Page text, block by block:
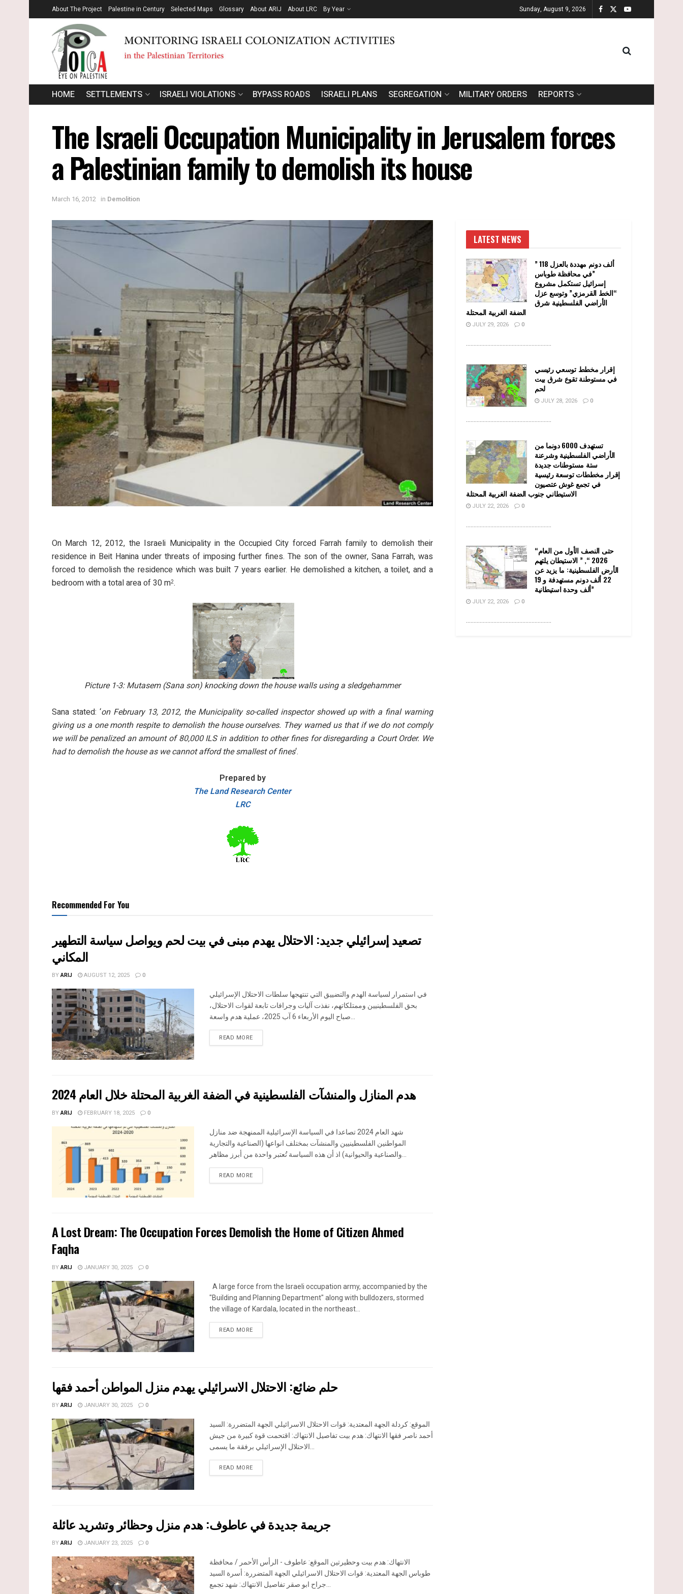
About The Project Palestine in Century Selected Maps Glossary About ARIJ About LRC By Year Sunday, August 9, 2026
HOME SETTLEMENTS ISRAELI VIOLATIONS BYPASS ROADS ISRAELI PLANS SEGREGATION MILITARY ORDERS REPORTS
The Israeli Occupation Municipality in Jerusalem forces
a Palestinian family to demolish its house
March 16, 2012 in Demolition
On March 12, 2012, the Israeli Municipality in the Occupied City forced Farrah family to demolish their
residence in Beit Hanina under threats of imposing further fines. The son of the owner, Sana Farrah, was
forced to demolish the residence which was built 7 years earlier. He demolished a kitchen, a toilet, and a
bedroom with a total area of 30 m2.
Picture 1-3: Mutasem (Sana son) knocking down the house walls using a sledgehammer
Sana stated: ‘on February 13, 2012, the Municipality so-called inspector showed up with a final warning
giving us a one month respite to demolish the house ourselves. They warned us that if we do not comply
we will be penalized an amount of 80,000 ILS in addition to other fines for disregarding a Court Order. We
had to demolish the house as we cannot afford the smallest of fines‘.
Prepared by
The Land Research Center
LRC
Recommended For You
تصعيد إسرائيلي جديد: الاحتلال يهدم مبنى في بيت لحم ويواصل سياسة التطهير
المكاني
BYARIJ AUGUST 12, 2025 0
في استمرار لسياسة الهدم والتضييق التي تنتهجها سلطات الاحتلال الإسرائيلي
بحق الفلسطينيين وممتلكاتهم، نفذت آليات وجرافات تابعة لقوات الاحتلال،
READ MOREDETAILS
هدم المنازل والمنشآت الفلسطينية في الضفة الغربية المحتلة خلال العام 2024
BYARIJ FEBRUARY 18, 2025 0
شهد العام 2024 تصاعدا في السياسة الإسرائيلية الممنهجة ضد منازل
المواطنين الفلسطينيين والمنشآت بمختلف انواعها (الصناعية والتجارية
READ MOREDETAILS
A Lost Dream: The Occupation Forces Demolish the Home of Citizen Ahmed
Faqha
BYARIJ JANUARY 30, 2025 0
A large force from the Israeli occupation army, accompanied by the
"Building and Planning Department" along with bulldozers, stormed
the village of Kardala, located in the northeast...
READ MOREDETAILS
حلم ضائع: الاحتلال الاسرائيلي يهدم منزل المواطن أحمد فقها
BYARIJ JANUARY 30, 2025 0
الموقع: كردلة الجهة المعتدية: قوات الاحتلال الاسرائيلي الجهة المتضررة: السيد
أحمد ناصر فقها الانتهاك: هدم بيت تفاصيل الانتهاك: اقتحمت قوة كبيرة من جيش
READ MOREDETAILS
جريمة جديدة في عاطوف: هدم منزل وحظائر وتشريد عائلة
BYARIJ JANUARY 23, 2025 0
الانتهاك: هدم بيت وحظيرتين الموقع: عاطوف - الرأس الأحمر / محافظة
طوباس الجهة المعتدية: قوات الاحتلال الاسرائيلي الجهة المتضررة: أسرة السيد
LATEST NEWS
” 118 ألف دونم مهددة بالعزل
في محافظة طوباس”
إسرائيل تستكمل مشروع
“الخط القرمزي” وتوسع عزل
الأراضي الفلسطينية شرق
الضفة الغربية المحتلة
JULY 29, 2026 0
........................................................
إقرار مخطط توسعي رئيسي
في مستوطنة تقوع شرق بيت
لحم
JULY 28, 2026 0
........................................................
تستهدف 6000 دونما من
الأراضي الفلسطينية وشرعنة
ستة مستوطنات جديدة
إقرار مخططات توسعة رئيسية
في تجمع غوش عتصيون
الاستيطاني جنوب الضفة الغربية المحتلة
JULY 22, 2026 0
........................................................
“حتى النصف الأول من العام
2026 “, ” الاستيطان يلتهم
الأرض الفلسطينية: ما يزيد عن
22 ألف دونم مستهدفة و 19
ألف وحدة استيطانية”
JULY 22, 2026 0
........................................................